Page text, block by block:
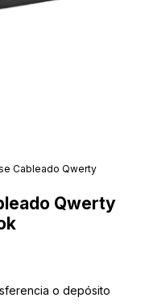
Cableado Qwerty
Qwerty
o depósito